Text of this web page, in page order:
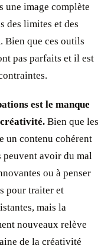
une image complète
des limites et des
Bien que ces outils
pas parfaits et il est
est le manque
Bien que les
un contenu cohérent
peuvent avoir du mal
ou à penser
pour traiter et
mais la
nouveaux relève
de la créativité